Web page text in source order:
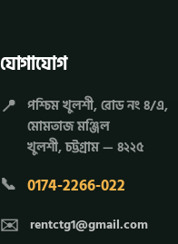
যোগাযোগ
📍 পশ্চিম খুলশী, রোড নং ৪/এ,
মোমতাজ মঞ্জিল
খুলশী, চট্টগ্রাম — ৪২২৫
📞 0174-2266-022
✉️ rentctg1@gmail.com